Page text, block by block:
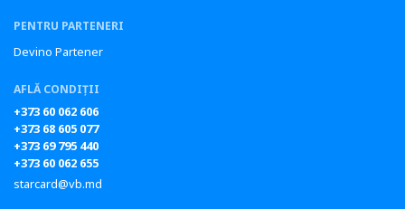
PENTRU PARTENERI
Devino Partener
AFLĂ CONDIȚII
+373 60 062 606
+373 68 605 077
+373 69 795 440
+373 60 062 655
starcard@vb.md